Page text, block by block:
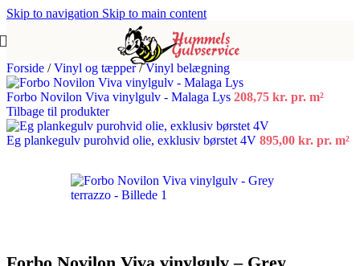
Skip to navigation Skip to main content
Forside / Vinyl og tæpper/ Vinyl belægning
Forbo Novilon Viva vinylgulv - Malaga Lys 208,75 kr. pr. m²
Tilbage til produkter
Eg plankegulv purohvid olie, exklusiv børstet 4V 895,00 kr. pr. m²